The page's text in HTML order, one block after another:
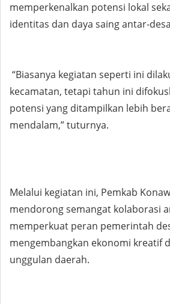
memperkenalkan potensi lokal
identitas dan daya saing antar-
“Biasanya kegiatan seperti ini
kecamatan, tetapi tahun ini
potensi yang ditampilkan lebih
mendalam,” tuturnya.
Melalui kegiatan ini, Pemkab
mendorong semangat kolaborasi
memperkuat peran pemerintah
mengembangkan ekonomi kreatif
unggulan daerah.